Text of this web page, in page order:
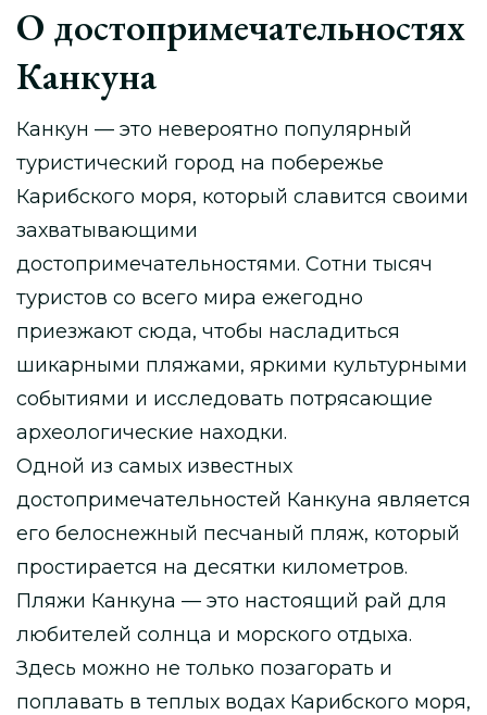
О достопримечательностях
Канкуна
Канкун — это невероятно популярный
туристический город на побережье
Карибского моря, который славится своими
захватывающими
достопримечательностями. Сотни тысяч
туристов со всего мира ежегодно
приезжают сюда, чтобы насладиться
шикарными пляжами, яркими культурными
событиями и исследовать потрясающие
археологические находки.
Одной из самых известных
достопримечательностей Канкуна является
его белоснежный песчаный пляж, который
простирается на десятки километров.
Пляжи Канкуна — это настоящий рай для
любителей солнца и морского отдыха.
Здесь можно не только позагорать и
поплавать в теплых водах Карибского моря,